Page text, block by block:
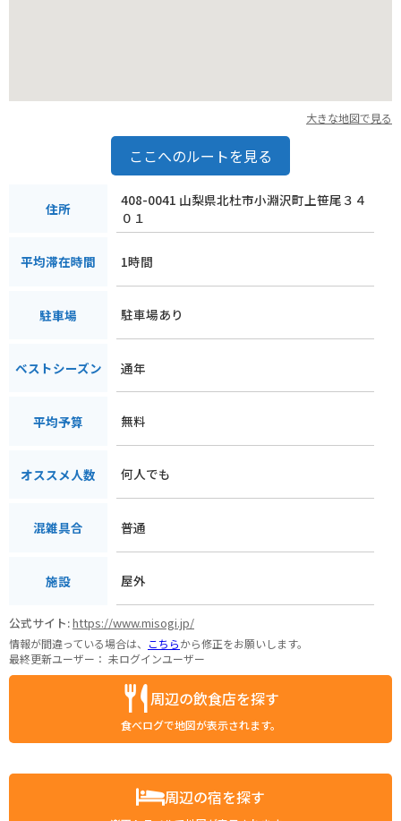
大きな地図で見る
ここへのルートを見る
住所
408-0041 山梨県北杜市小淵沢町上笹尾３４
０１
平均滞在時間 1時間
駐車場 駐車場あり
ベストシーズン 通年
平均予算 無料
オススメ人数 何人でも
混雑具合 普通
施設 屋外
公式サイト:https://www.misogi.jp/
情報が間違っている場合は、 こちらから修正をお願いします。
最終更新ユーザー： 未ログインユーザー
周辺の飲食店を探す
食べログで地図が表示されます。
周辺の宿を探す